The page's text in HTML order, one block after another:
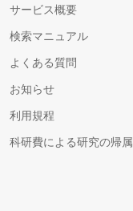
サービス概要
検索マニュアル
よくある質問
お知らせ
利用規程
科研費による研究の帰属